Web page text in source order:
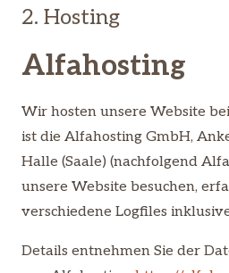
2. Hosting
Alfahosting
Wir hosten unsere Website
ist die Alfahosting GmbH,
Halle (Saale) (nachfolgend
unsere Website besuchen,
verschiedene Logfiles
Details entnehmen Sie der